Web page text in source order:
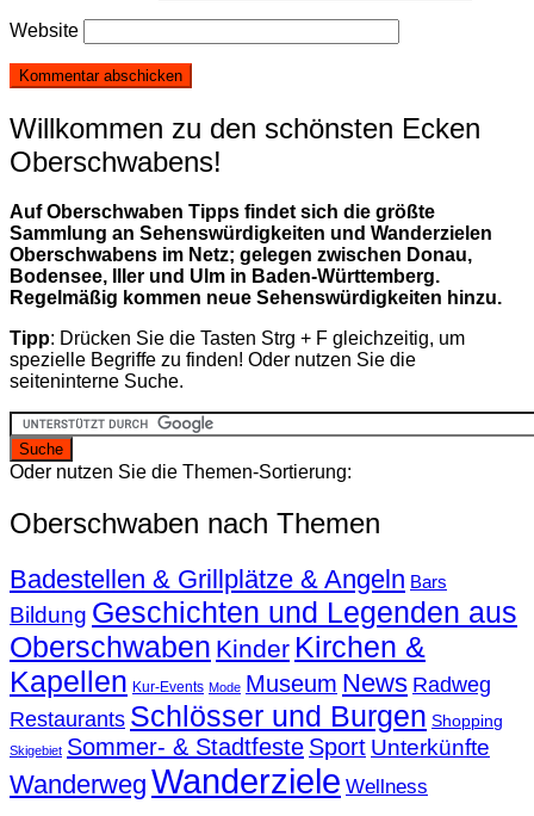
Website
Willkommen zu den schönsten Ecken
Oberschwabens!
Auf Oberschwaben Tipps findet sich die größte
Sammlung an Sehenswürdigkeiten und Wanderzielen
Oberschwabens im Netz; gelegen zwischen Donau,
Bodensee, Iller und Ulm in Baden-Württemberg.
Regelmäßig kommen neue Sehenswürdigkeiten hinzu.
Tipp: Drücken Sie die Tasten Strg + F gleichzeitig, um
spezielle Begriffe zu finden! Oder nutzen Sie die
seiteninterne Suche.
Oder nutzen Sie die Themen-Sortierung:
Oberschwaben nach Themen
Badestellen & Grillplätze & Angeln Bars
Bildung Geschichten und Legenden aus
Oberschwaben Kinder Kirchen &
Kapellen Kur-Events Mode Museum News Radweg
Restaurants Schlösser und Burgen Shopping
Skigebiet Sommer- & Stadtfeste Sport Unterkünfte
Wanderweg Wanderziele Wellness